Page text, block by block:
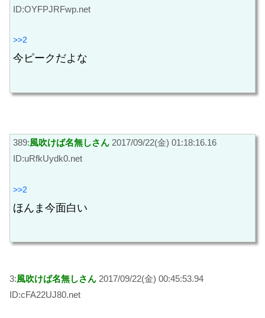
ID:OYFPJRFwp.net
>>2
今ピークだよな
389:風吹けば名無しさん 2017/09/22(金) 01:18:16.16
ID:uRfkUydk0.net
>>2
ほんま今面白い
3:風吹けば名無しさん 2017/09/22(金) 00:45:53.94
ID:cFA22UJ80.net